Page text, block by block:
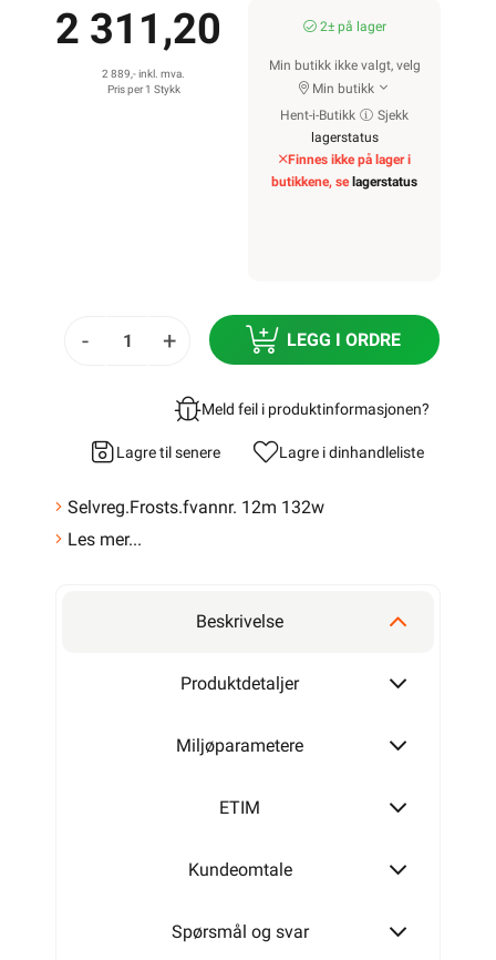
2 311,20
2 889,- inkl. mva.
Pris per 1 Stykk
2± på lager
Min butikk ikke valgt, velg
Min butikk
Hent-i-Butikk
Sjekk
lagerstatus
Finnes ikke på lager i
butikkene, se lagerstatus
- + LEGG I ORDRE
Meld feil i produktinformasjonen?
Lagre til senere Lagre i dinhandleliste
Selvreg.Frosts.fvannr. 12m 132w
Les mer...
Beskrivelse
Produktdetaljer
Miljøparametere
ETIM
Kundeomtale
Spørsmål og svar